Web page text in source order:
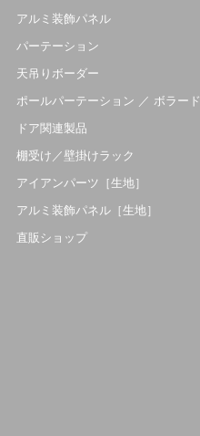
アルミ装飾パネル
パーテーション
天吊りボーダー
ポールパーテーション ／ ボラード
ドア関連製品
棚受け／壁掛けラック
アイアンパーツ［生地］
アルミ装飾パネル［生地］
直販ショップ